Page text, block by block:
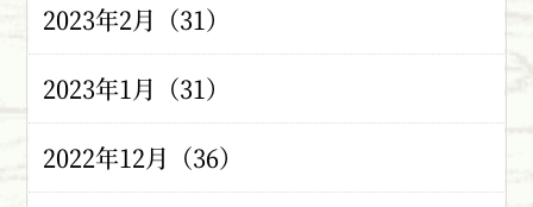
2023年2月（31）
2023年1月（31）
2022年12月（36）